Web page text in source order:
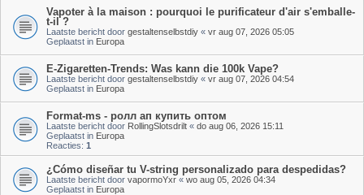
Vapoter à la maison : pourquoi le purificateur d'air s'emballe-
t-il ?
Laatste bericht door gestaltenselbstdiy « vr aug 07, 2026 05:05
Geplaatst in Europa
E-Zigaretten-Trends: Was kann die 100k Vape?
Laatste bericht door gestaltenselbstdiy « vr aug 07, 2026 04:54
Geplaatst in Europa
Format-ms - ролл ап купить оптом
Laatste bericht door RollingSlotsdrilt « do aug 06, 2026 15:11
Geplaatst in Europa
Reacties: 1
¿Cómo diseñar tu V-string personalizado para despedidas?
Laatste bericht door vapormoYxr « wo aug 05, 2026 04:34
Geplaatst in Europa